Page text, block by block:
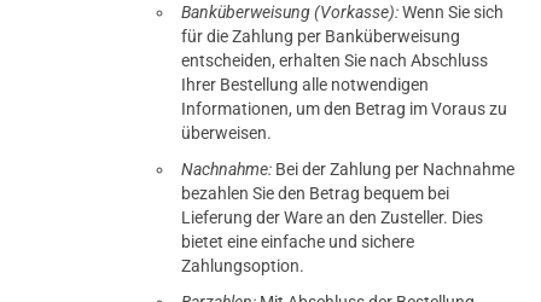
Banküberweisung (Vorkasse):Wenn Sie sich
für die Zahlung per Banküberweisung
entscheiden, erhalten Sie nach Abschluss
Ihrer Bestellung alle notwendigen
Informationen, um den Betrag im Voraus zu
überweisen.
Nachnahme: Bei der Zahlung per Nachnahme
bezahlen Sie den Betrag bequem bei
Lieferung der Ware an den Zusteller. Dies
bietet eine einfache und sichere
Zahlungsoption.